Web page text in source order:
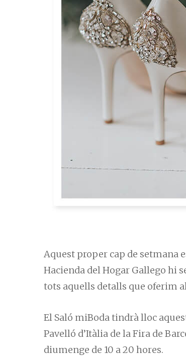
Aquest proper cap de setmana
Hacienda del Hogar Gallego hi
tots aquells detalls que oferim
El Saló miBoda tindrà lloc
Pavelló d’Itàlia de la Fira de
diumenge de 10 a 20 hores.